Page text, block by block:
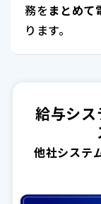
務を まとめて
ります。
給与シ
他社システ